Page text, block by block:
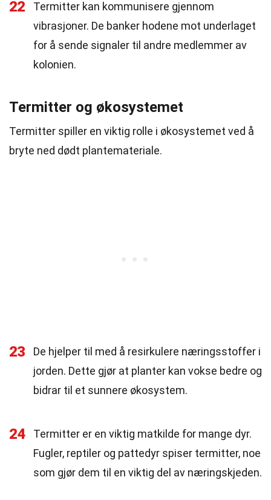
22
Termitter kan kommunisere gjennom
vibrasjoner. De banker hodene mot underlaget
for å sende signaler til andre medlemmer av
kolonien.
Termitter og økosystemet
Termitter spiller en viktig rolle i økosystemet ved å
bryte ned dødt plantemateriale.
23
De hjelper til med å resirkulere næringsstoffer i
jorden. Dette gjør at planter kan vokse bedre og
bidrar til et sunnere økosystem.
24
Termitter er en viktig matkilde for mange dyr.
Fugler, reptiler og pattedyr spiser termitter, noe
som gjør dem til en viktig del av næringskjeden.